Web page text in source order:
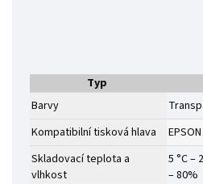
Typ
Barvy
Kompatibilní tisková hlava
EPSON
Skladovací teplota a
vlhkost
5 °C –
– 80%